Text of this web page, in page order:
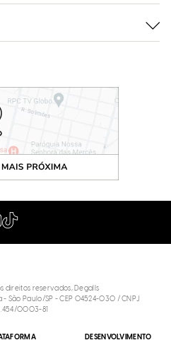
direitos reservados, Degalls
- São Paulo/SP - CEP 04524-030 / CNPJ
0003-81
DESENVOLVIMENTO